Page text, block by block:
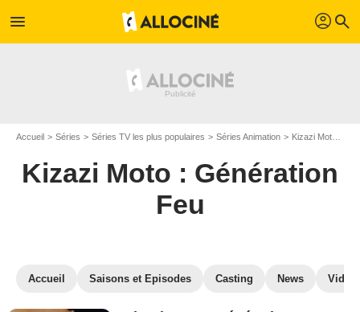
menu profil search
Accueil Séries Séries TV les plus populaires Séries Animation Kizazi Moto : Génération Feu
Kizazi Moto : Génération
Feu
Accueil Saisons et Episodes Casting News